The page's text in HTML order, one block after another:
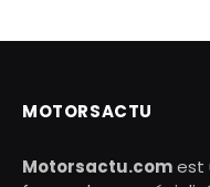
MOTORSACTU
Motorsactu.comest